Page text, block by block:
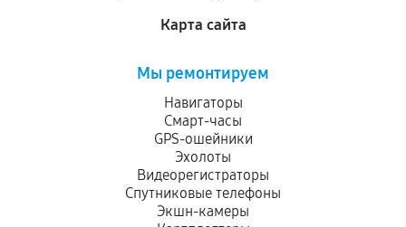
Карта сайта
Мы ремонтируем
Навигаторы
Смарт-часы
GPS-ошейники
Эхолоты
Видеорегистраторы
Спутниковые телефоны
Экшн-камеры